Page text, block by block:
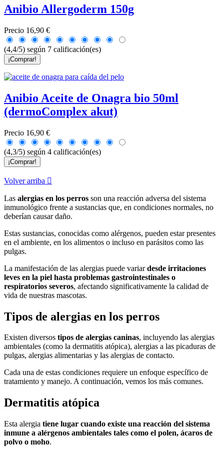
Anibio Allergoderm 150g
Precio 16,90 €
(4,4/5) según 7 calificación(es)
¡Comprar!
Anibio Aceite de Onagra bio 50ml
(dermoComplex akut)
Precio 16,90 €
(4,3/5) según 4 calificación(es)
¡Comprar!
Volver arriba 
Las alergias en los perros son una reacción adversa del sistema
inmunológico frente a sustancias que, en condiciones normales, no
deberían causar daño.
Estas sustancias, conocidas como alérgenos, pueden estar presentes
en el ambiente, en los alimentos o incluso en parásitos como las
pulgas.
La manifestación de las alergias puede variardesde irritaciones
leves en la piel hasta problemas gastrointestinales o
respiratorios severos, afectando significativamente la calidad de
vida de nuestras mascotas.
Tipos de alergias en los perros
Existen diversos tipos de alergias caninas, incluyendo las alergias
ambientales (como la dermatitis atópica), alergias a las picaduras de
pulgas, alergias alimentarias y las alergias de contacto.
Cada una de estas condiciones requiere un enfoque específico de
tratamiento y manejo. A continuación, vemos los más comunes.
Dermatitis atópica
Esta alergia tiene lugar cuando existe una reacción del sistema
inmune a alérgenos ambientales tales como el polen, ácaros de
polvo o moho.